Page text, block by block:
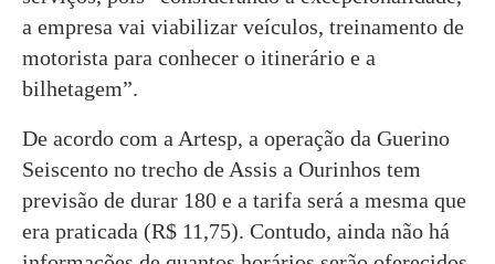
a empresa vai viabilizar veículos, treinamento de
motorista para conhecer o itinerário e a
bilhetagem”.
De acordo com a Artesp, a operação da Guerino
Seiscento no trecho de Assis a Ourinhos tem
previsão de durar 180 e a tarifa será a mesma que
era praticada (R$ 11,75). Contudo, ainda não há